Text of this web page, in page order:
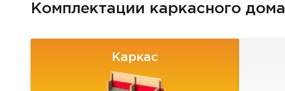
Комплектации каркасного дома
Каркас